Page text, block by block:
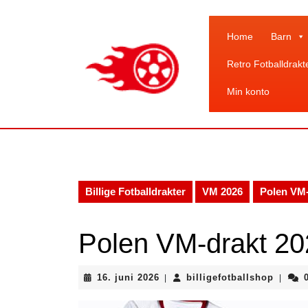
Home Barn
Retro
Min konto
Billige Fotballdrakter VM 2026 Polen
Polen VM-drakt
16. juni 2026 16.
2026
billigefotballshop